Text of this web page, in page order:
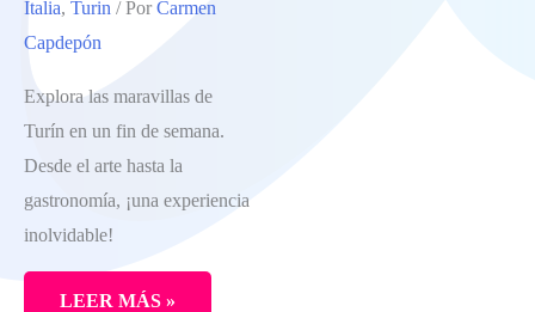
ORGANIZAR
VIAJE
A
LA
ITALIA
MÁS
TRADICIONAL
Italia, Turin / Por Carmen
Capdepón
Explora las maravillas de
Turín en un fin de semana.
Desde el arte hasta la
gastronomía, ¡una experiencia
inolvidable!
LEER MÁS »